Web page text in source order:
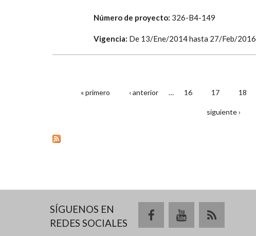
Número de proyecto: 326-B4-149
Vigencia: De 13/Ene/2014hasta 27/Feb/2016
PÁGINAS
« primero ‹ anterior … 16 17 18
siguiente ›
SÍGUENOS EN
REDES SOCIALES